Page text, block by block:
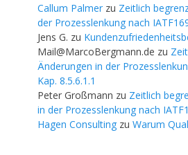
Callum Palmer zu Zeitlich
der Prozesslenkung nach
Jens G. zu
Mail@MarcoBergmann.de zu
Änderungen in der
Kap. 8.5.6.1.1
Peter Großmann zu Zeitlich
in der Prozesslenkung nach
Hagen Consulting zu Warum